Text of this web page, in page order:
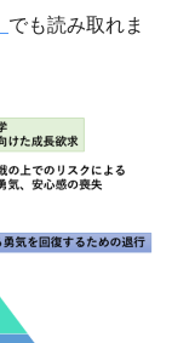
でも読み取れま